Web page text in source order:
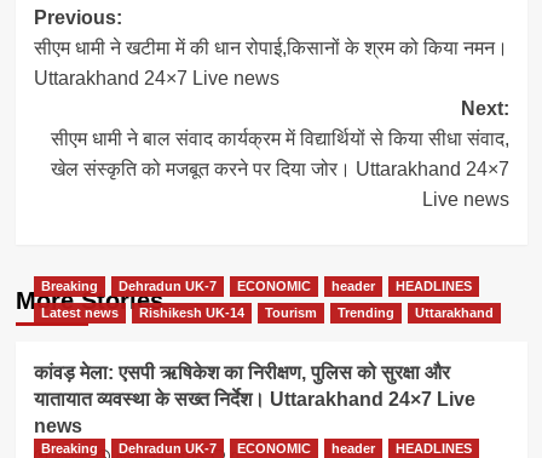
Post
navigation
Previous:
सीएम धामी ने खटीमा में की धान रोपाई,किसानों के श्रम को किया नमन।
Uttarakhand 24×7 Live news
Next:
सीएम धामी ने बाल संवाद कार्यक्रम में विद्यार्थियों से किया सीधा संवाद,
खेल संस्कृति को मजबूत करने पर दिया जोर। Uttarakhand 24×7
Live news
More Stories
Breaking Dehradun UK-7 ECONOMIC header
HEADLINES
Latest news
Rishikesh UK-14 Tourism Trending Uttarakhand
कांवड़ मेला: एसपी ऋषिकेश का निरीक्षण, पुलिस को सुरक्षा और
यातायात व्यवस्था के सख्त निर्देश। Uttarakhand 24×7 Live
news
Breaking Dehradun UK-7 ECONOMIC header
HEADLINES